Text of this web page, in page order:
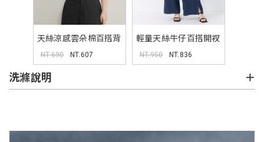
天絲涼感雲朵棉百搭背
心
NT.690 NT.607
輕量天絲牛仔百搭開衩
長褲
NT.950 NT.836
洗滌說明